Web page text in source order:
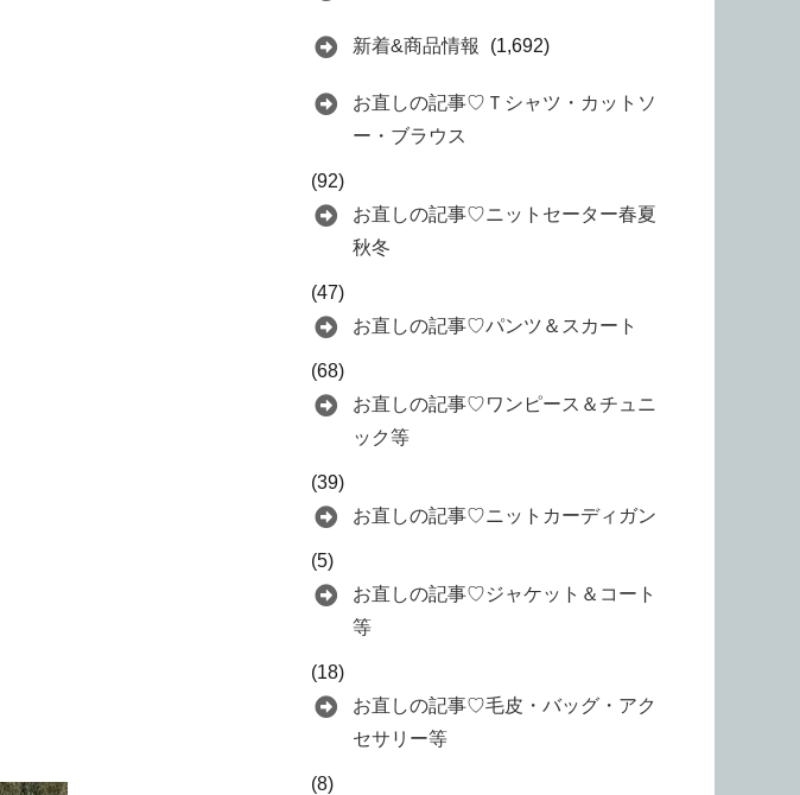
新着&商品情報 (1,692)
お直しの記事♡Ｔシャツ・カットソ
ー・ブラウス
(92)
お直しの記事♡ニットセーター春夏
秋冬
(47)
お直しの記事♡パンツ＆スカート
(68)
お直しの記事♡ワンピース＆チュニ
ック等
(39)
お直しの記事♡ニットカーディガン
(5)
お直しの記事♡ジャケット＆コート
等
(18)
お直しの記事♡毛皮・バッグ・アク
セサリー等
(8)